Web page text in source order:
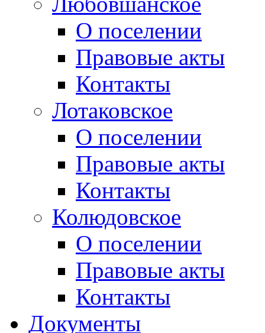
О поселении
Правовые акты
Контакты
Лотаковское
О поселении
Правовые акты
Контакты
Колюдовское
О поселении
Правовые акты
Контакты
Документы